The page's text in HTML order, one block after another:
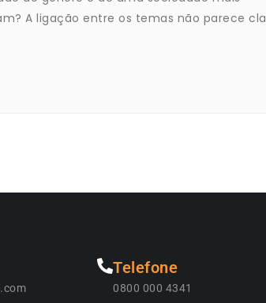
A ligação entre os temas não parece
Telefone
0800 000 4341